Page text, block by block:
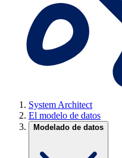
System Architect
El modelo de datos
Modelado de datos